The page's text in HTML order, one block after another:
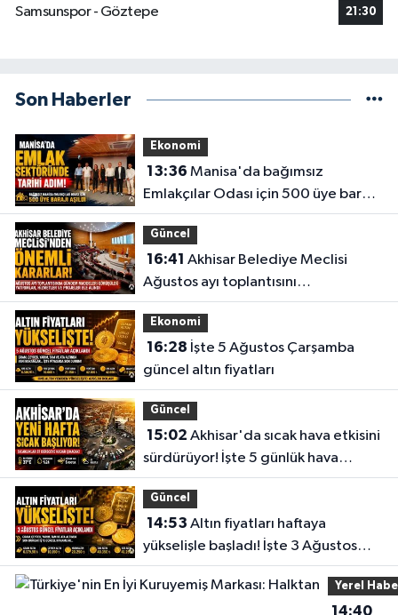
Samsunspor - Göztepe
21:30
Son Haberler
Ekonomi
13:36
Emlakçılar Odası için 500 üye barajı
aşıldı
Güncel
16:41
Ağustos ayı toplantısını
gerçekleştirdi
Ekonomi
16:28
güncel altın fiyatları
Güncel
15:02
sürdürüyor! İşte 5 günlük hava
durumu
Güncel
14:53
yükselişle başladı! İşte 3 Ağustos
güncel fiyatlar
Yerel
14:40